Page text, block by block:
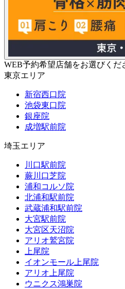
WEB予約希望店舗をお選びくだ
東京エリア
新宿西口院
池袋東口院
銀座院
成増駅前院
埼玉エリア
川口駅前院
蕨川口芝院
浦和コルソ院
北浦和駅前院
武蔵浦和駅前院
大宮駅前院
大宮区天沼院
アリオ鷲宮院
上尾院
イオンモール上尾院
アリオ上尾院
ウニクス鴻巣院